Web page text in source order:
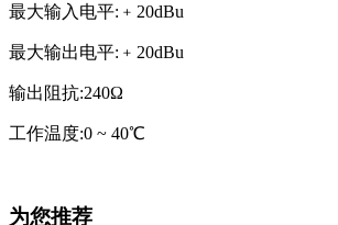
最大输入电平:﹢20dBu
最大输出电平:﹢20dBu
输出阻抗:240Ω
工作温度:0 ~ 40℃
为您推荐